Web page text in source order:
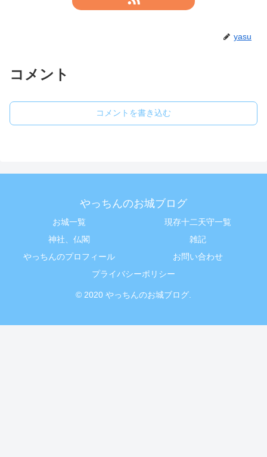
yasu
コメント
コメントを書き込む
やっちんのお城ブログ
お城一覧
現存十二天守一覧
神社、仏閣
雑記
やっちんのプロフィール
お問い合わせ
プライバシーポリシー
© 2020 やっちんのお城ブログ.